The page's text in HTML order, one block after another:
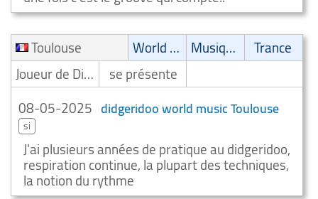
Toulouse
World Music Musique spirituelle
Trance
Joueur de Didgeridoo/Digeridooiste
se présente
08-05-2025 didgeridoo world music Toulouse
si
J'ai plusieurs années de pratique au didgeridoo,
respiration continue, la plupart des techniques,
la notion du rythme